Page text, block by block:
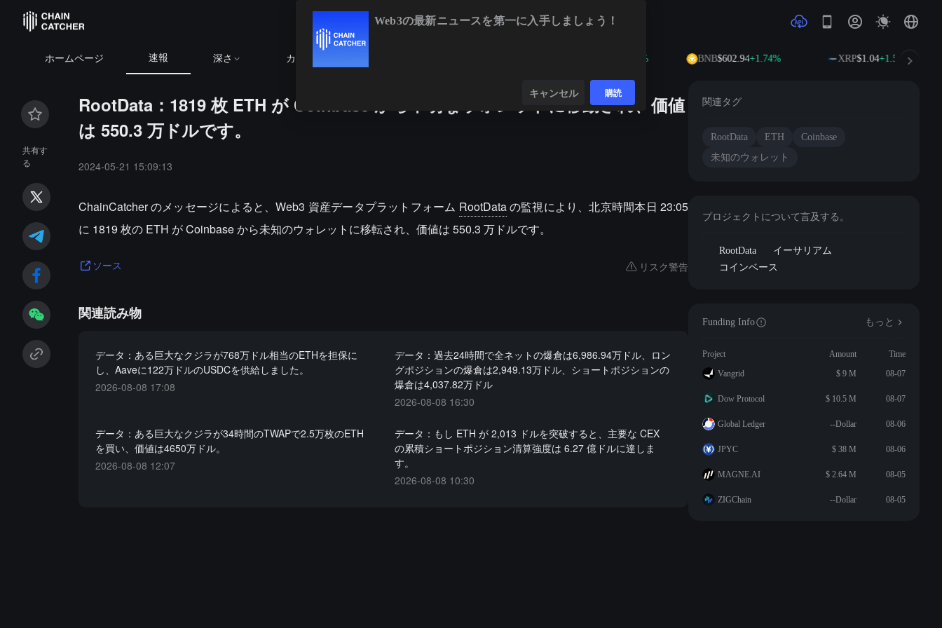
ホームページ 速報 深さ カレンダー BNB$602.94+1.74% XRP$1.04+1.55%
共有す
る
RootData：1819 枚 ETH が Coinbase から不明なウォレットに移動され、価値
は 550.3 万ドルです。
2024-05-21 15:09:13
ChainCatcher のメッセージによると、Web3 資産データプラットフォーム RootDataの監視により、北京時間本日 23:05
に 1819 枚の ETH が Coinbase から未知のウォレットに移転され、価値は 550.3 万ドルです。
ソース リスク警告
関連読み物
データ：ある巨大なクジラが768万ドル相当のETHを担保に
し、Aaveに122万ドルのUSDCを供給しました。
2026-08-08 17:08
データ：過去24時間で全ネットの爆倉は6,986.94万ドル、ロン
グポジションの爆倉は2,949.13万ドル、ショートポジションの
爆倉は4,037.82万ドル
2026-08-08 16:30
データ：ある巨大なクジラが34時間のTWAPで2.5万枚のETH
を買い、価値は4650万ドル。
2026-08-08 12:07
データ：もし ETH が 2,013 ドルを突破すると、主要な CEX
の累積ショートポジション清算強度は 6.27 億ドルに達しま
す。
2026-08-08 10:30
関連タグ
RootData ETH
Coinbase
未知のウォレット
プロジェクトについて言及する。
RootData
イーサリアム
コインベース
Funding Info もっと
Project Amount
Time
Vangrid
$ 9 M 08-07
Dow Protocol $ 10.5 M 08-07
Global Ledger --Dollar 08-06
JPYC $ 38 M 08-06
MAGNE.AI $ 2.64 M 08-05
ZIGChain --Dollar 08-05
Web3の最新ニュースを第一に入手しましょう！
キャンセル 購読